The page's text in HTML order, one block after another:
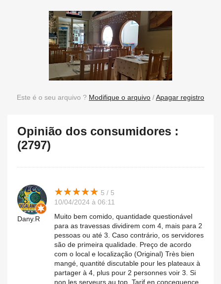
Este é o seu arquivo ? Modifique o arquivo /Apagar registro
Opinião dos consumidores :
(2797)
Dany.R
★★★★★
★★★★★ 5 / 5
10/04/2024 à 06:11
Muito bem comido, quantidade questionável
para as travessas dividirem com 4, mais para 2
pessoas ou até 3. Caso contrário, os servidores
são de primeira qualidade. Preço de acordo
com o local e localização (Original) Très bien
mangé, quantité discutable pour les plateaux à
partager à 4, plus pour 2 personnes voir 3. Si
non les serveurs au top. Tarif en concequence